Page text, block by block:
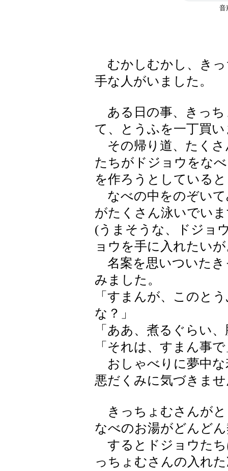
むかしむかし、きっ
手な人がいました。
ある日の事、きっち
て、とうふを一丁買
その帰り道、たくさ
たちがドジョウをな
を作ろうとしている
なべの中をのぞいて
がたくさん泳いでい
(うまそうな、ドジョ
ョウを手に入れたい
名案を思いついたき
みました。
「すまんが、このと
な？」
「ああ、煮るぐらい
「それは、すまん事
おしゃべりに夢中な
悪だくみに気づきま
きっちょむさんがと
なべのお湯がどんど
するとドジョウたち
っちょむさんの入れ